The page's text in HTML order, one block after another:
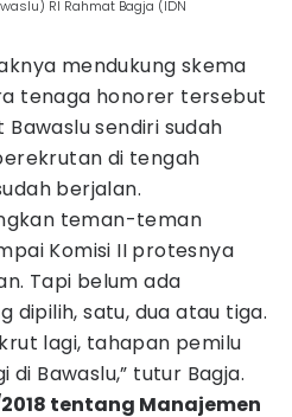
RI Rahmat Bagja (IDN
mendukung skema
tenaga honorer tersebut
sendiri sudah
di tengah
berjalan.
teman-teman
Komisi II protesnya
Tapi belum ada
dipilih, satu, dua atau tiga.
lagi, tahapan pemilu
di Bawaslu,” tutur Bagja.
tentang Manajemen